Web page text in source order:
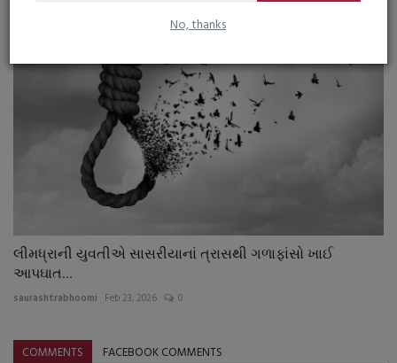
No, thanks
લીમધ્રાની યુવતીએ સાસરીયાનાં ત્રાસથી ગળાફાંસો ખાઈ
આપઘાત...
saurashtrabhoomi Feb 23, 2026 0
COMMENTS FACEBOOK COMMENTS